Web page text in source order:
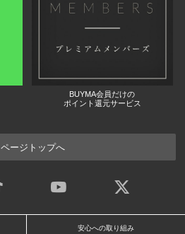
BUYMA会員だけの
ポイント還元サービス
ページトップへ
安心への取り組み